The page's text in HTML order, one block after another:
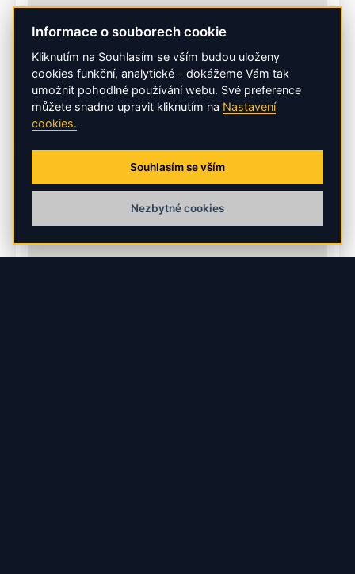
Informace o souborech cookie
Kliknutím na Souhlasím se vším budou uloženy
cookies funkční, analytické - dokážeme Vám tak
umožnit pohodlné používání webu. Své preference
můžete snadno upravit kliknutím na Nastavení
cookies.
Souhlasím se vším
Nezbytné cookies